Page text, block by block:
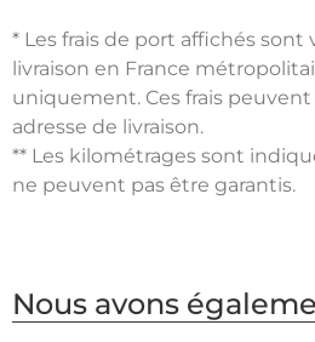
* Les frais de port affichés sont
livraison en France
uniquement. Ces frais
adresse de livraison.
** Les kilométrages sont
ne peuvent pas être garantis.
Nous avons